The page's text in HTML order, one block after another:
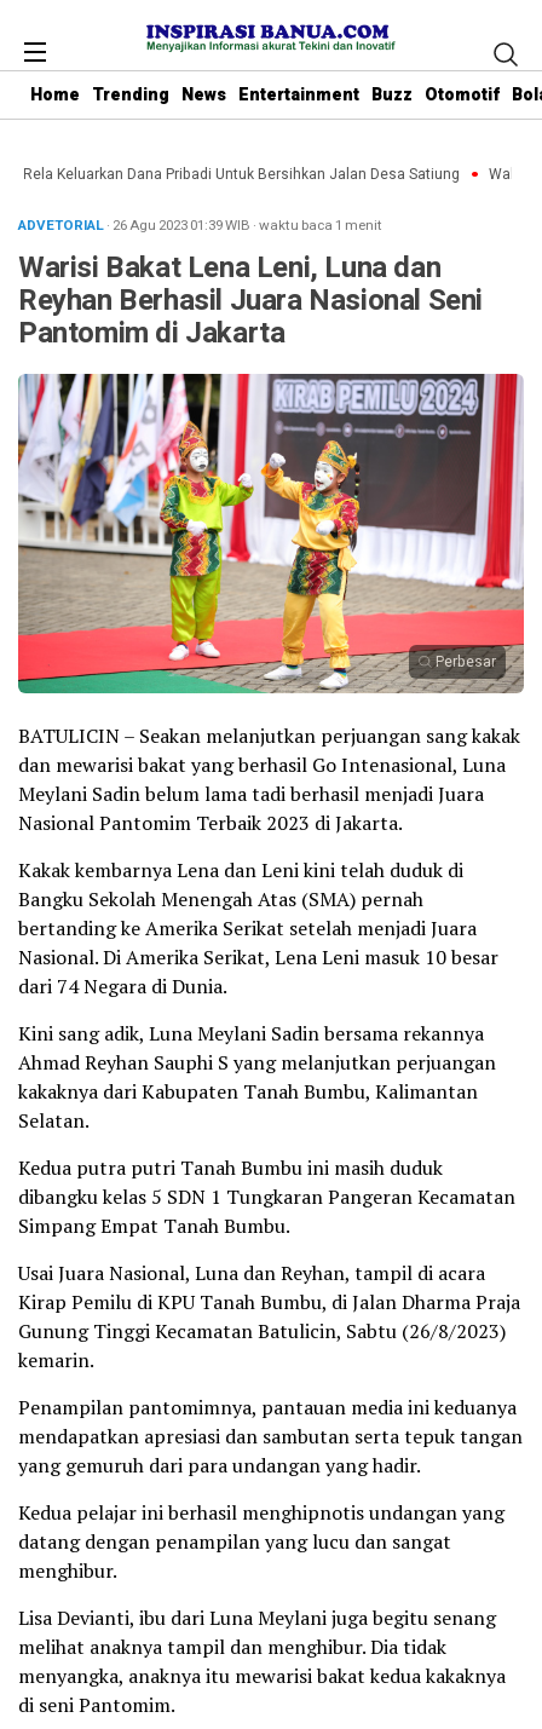
Home Trending News Entertainment Buzz Otomotif
Rela Keluarkan Dana Pribadi Untuk Bersihkan Jalan Desa Satiung Waket
ADVETORIAL· 26 Agu 202301:39WIB ·waktu baca 1 menit
Warisi Bakat Lena Leni, Luna dan
Reyhan Berhasil Juara Nasional Seni
Pantomim di Jakarta
Perbesar
BATULICIN – Seakan melanjutkan perjuangan sang kakak
dan mewarisi bakat yang berhasil Go Intenasional, Luna
Meylani Sadin belum lama tadi berhasil menjadi Juara
Nasional Pantomim Terbaik 2023 di Jakarta.
Kakak kembarnya Lena dan Leni kini telah duduk di
Bangku Sekolah Menengah Atas (SMA) pernah
bertanding ke Amerika Serikat setelah menjadi Juara
Nasional. Di Amerika Serikat, Lena Leni masuk 10 besar
dari 74 Negara di Dunia.
Kini sang adik, Luna Meylani Sadin bersama rekannya
Ahmad Reyhan Sauphi S yang melanjutkan perjuangan
kakaknya dari Kabupaten Tanah Bumbu, Kalimantan
Selatan.
Kedua putra putri Tanah Bumbu ini masih duduk
dibangku kelas 5 SDN 1 Tungkaran Pangeran Kecamatan
Simpang Empat Tanah Bumbu.
Usai Juara Nasional, Luna dan Reyhan, tampil di acara
Kirap Pemilu di KPU Tanah Bumbu, di Jalan Dharma Praja
Gunung Tinggi Kecamatan Batulicin, Sabtu (26/8/2023)
kemarin.
Penampilan pantomimnya, pantauan media ini keduanya
mendapatkan apresiasi dan sambutan serta tepuk tangan
yang gemuruh dari para undangan yang hadir.
Kedua pelajar ini berhasil menghipnotis undangan yang
datang dengan penampilan yang lucu dan sangat
menghibur.
Lisa Devianti, ibu dari Luna Meylani juga begitu senang
melihat anaknya tampil dan menghibur. Dia tidak
menyangka, anaknya itu mewarisi bakat kedua kakaknya
di seni Pantomim.